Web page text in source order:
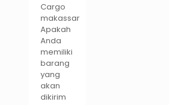
Cargo
makassar
Apakah
Anda
memiliki
barang
yang
akan
dikirim